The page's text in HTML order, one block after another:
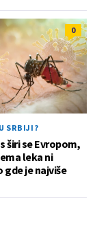
0
SRBIJI?
širi se Evropom,
leka ni
gde je najviše